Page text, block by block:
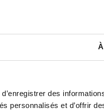
des
personnalisés et d’offrir